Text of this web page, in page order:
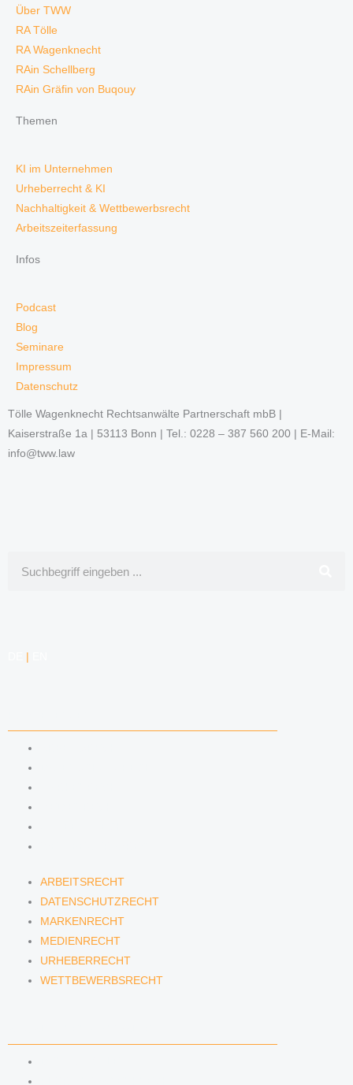
Über TWW
RA Tölle
RA Wagenknecht
RAin Schellberg
RAin Gräfin von Buqouy
Themen
KI im Unternehmen
Urheberrecht & KI
Nachhaltigkeit & Wettbewerbsrecht
Arbeitszeiterfassung
Infos
Podcast
Blog
Seminare
Impressum
Datenschutz
Tölle Wagenknecht Rechtsanwälte Partnerschaft mbB |
Kaiserstraße 1a | 53113 Bonn | Tel.: 0228 – 387 560 200 | E-Mail:
info@tww.law
ARBEITSRECHT
DATENSCHUTZRECHT
MARKENRECHT
MEDIENRECHT
URHEBERRECHT
WETTBEWERBSRECHT